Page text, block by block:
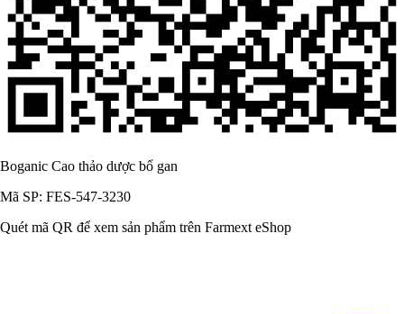
Boganic Cao thảo dược bổ gan
Mã SP: FES-547-3230
Quét mã QR để xem sản phẩm trên Farmext eShop